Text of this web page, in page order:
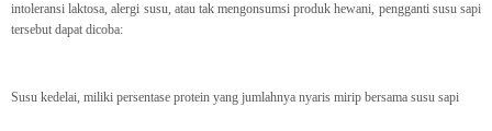
intoleransi laktosa, alergi susu, atau tak mengonsumsi produk hewani, pengganti susu sapi
tersebut dapat dicoba:
Susu kedelai, miliki persentase protein yang jumlahnya nyaris mirip bersama susu sapi